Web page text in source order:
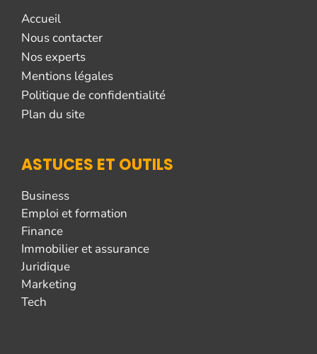
Accueil
Nous contacter
Nos experts
Mentions légales
Politique de confidentialité
Plan du site
ASTUCES ET OUTILS
Business
Emploi et formation
Finance
Immobilier et assurance
Juridique
Marketing
Tech